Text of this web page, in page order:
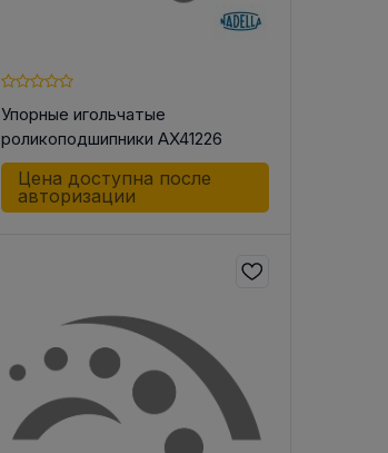
Упорные игольчатые
роликоподшипники AX41226
Цена доступна после
авторизации